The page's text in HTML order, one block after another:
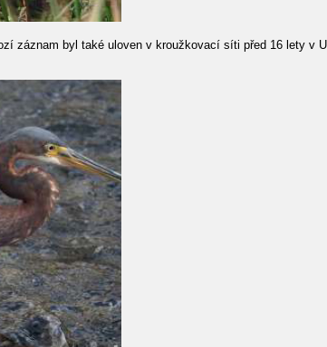
záznam byl také uloven v kroužkovací síti před 16 lety v